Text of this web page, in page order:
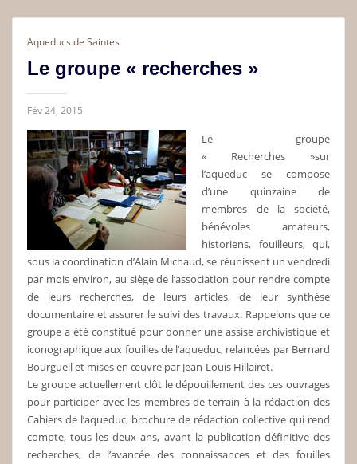
Aqueducs de Saintes
Le groupe « recherches »
Fév 24, 2015
Le groupe
« Recherches »sur
l’aqueduc se compose
d’une quinzaine de
membres de la société,
bénévoles amateurs,
historiens, fouilleurs, qui,
sous la coordination d’Alain Michaud, se réunissent un vendredi
par mois environ, au siège de l’association pour rendre compte
de leurs recherches, de leurs articles, de leur synthèse
documentaire et assurer le suivi des travaux. Rappelons que ce
groupe a été constitué pour donner une assise archivistique et
iconographique aux fouilles de l’aqueduc, relancées par Bernard
Bourgueil et mises en œuvre par Jean-Louis Hillairet.
Le groupe actuellement clôt le dépouillement des ces ouvrages
pour participer avec les membres de terrain à la rédaction des
Cahiers de l’aqueduc, brochure de rédaction collective qui rend
compte, tous les deux ans, avant la publication définitive des
recherches, de l’avancée des connaissances et des fouilles